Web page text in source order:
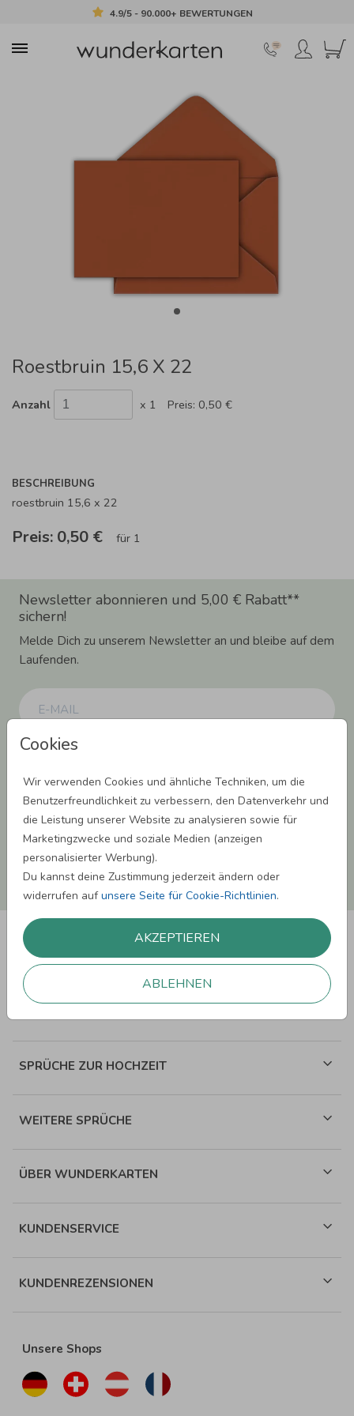
4.9/5 - 90.000+ BEWERTUNGEN
Cookies
Wir verwenden Cookies und ähnliche Techniken, um die
Benutzerfreundlichkeit zu verbessern, den Datenverkehr und
die Leistung unserer Website zu analysieren sowie für
Marketingzwecke und soziale Medien (anzeigen
personalisierter Werbung).
Du kannst deine Zustimmung jederzeit ändern oder
widerrufen aufunsere Seite für Cookie-Richtlinien.
AKZEPTIEREN
ABLEHNEN
Roestbruin 15,6 X 22
Anzahl x 1 Preis: 0,50 €
BESCHREIBUNG
roestbruin 15,6 x 22
Preis: 0,50 € für 1
Newsletter abonnieren und 5,00 € Rabatt**
sichern!
Melde Dich zu unserem Newsletter an und bleibe auf dem
Laufenden.
Einwilligung zur Datennutzung für Marketingzwecke: Hiermit willigst Du ein,
können. Dies umfasst den Versand unseres Newsletters. Zudem können wir Dir
Produktinformationen zu Deinen Interessen auf anderen Plattformen wie
Facebook und Google anzeigen. Um Dir diesen Service anbieten zu können,
nutzen wir Deine personenbezogenen Daten und teilen diese auch mit Dritten,
wenn erforderlich. Du kannst diese Einwilligung jederzeit widerrufen. Weitere
Informationen erhätst Du in unserer Datenschutzerklärung.
ANMELDEN
SPRÜCHE ZUR HOCHZEIT
WEITERE SPRÜCHE
ÜBER WUNDERKARTEN
KUNDENSERVICE
KUNDENREZENSIONEN
Unsere Shops